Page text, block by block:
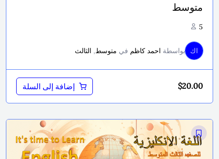
متوسط
5
اك بواسطة احمد كاظم في متوسط, الثالث
$20.00 إضافة إلى السلة